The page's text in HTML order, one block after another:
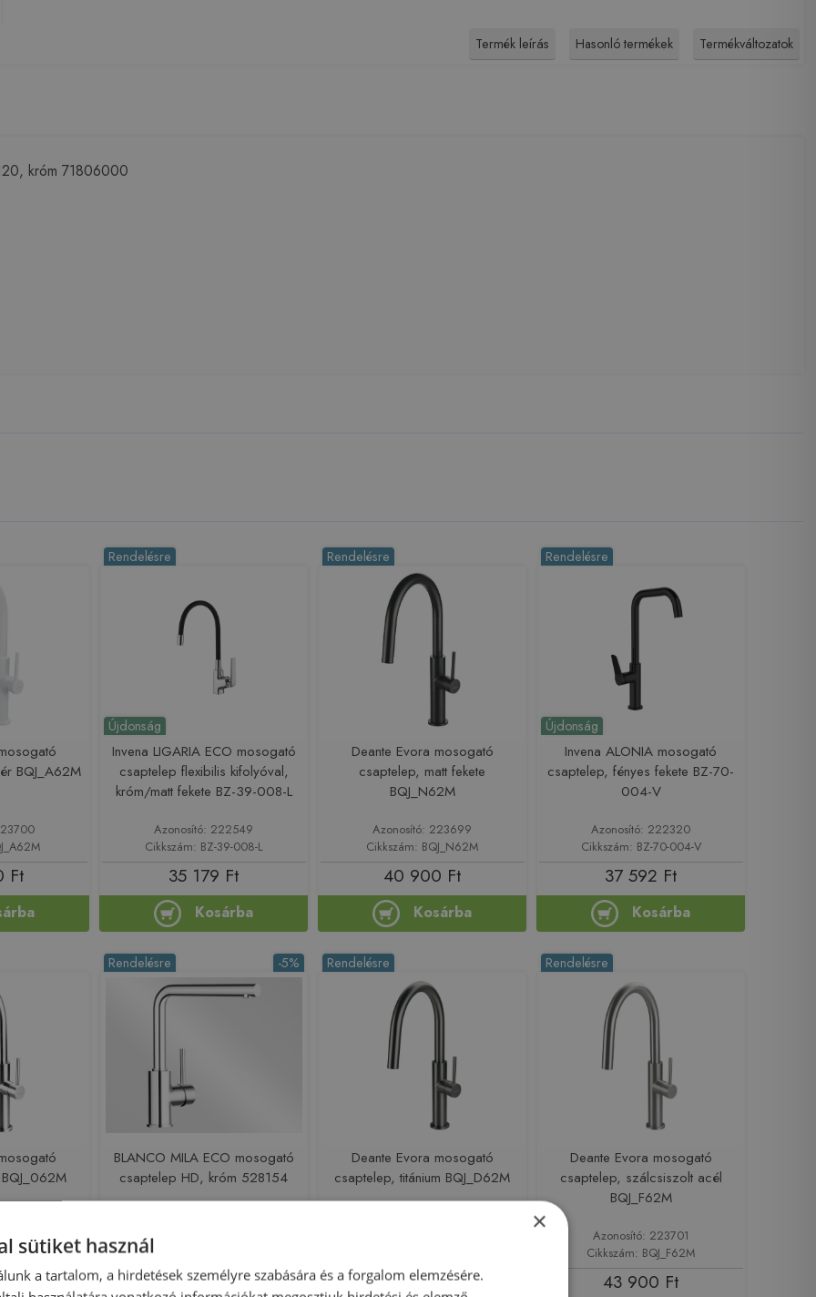
Termék leírás Hasonló termékek Termékváltozatok
króm 71806000
BQJ_A62M
Ft
Újdonság
Rendelésre
Invena LIGARIA ECO mosogató
csaptelep flexibilis kifolyóval,
króm/matt fekete BZ-39-008-L
Azonosító: 222549
Cikkszám: BZ-39-008-L
35 179 Ft
Kosárba
Rendelésre
Deante Evora mosogató
csaptelep, matt fekete
BQJ_N62M
Azonosító: 223699
Cikkszám: BQJ_N62M
40 900 Ft
Kosárba
Újdonság
Rendelésre
Invena ALONIA mosogató
csaptelep, fényes fekete BZ-70-
004-V
Azonosító: 222320
Cikkszám: BZ-70-004-V
37 592 Ft
Kosárba
Ft
-5%
Rendelésre
BLANCO MILA ECO mosogató
csaptelep HD, króm 528154
45 899 Ft 43 600 Ft
Rendelésre
Deante Evora mosogató
csaptelep, titánium BQJ_D62M
43 900 Ft
Rendelésre
Deante Evora mosogató
csaptelep, szálcsiszolt acél
BQJ_F62M
Azonosító: 223701
Cikkszám: BQJ_F62M
43 900 Ft
×
sütiket használ
a tartalom, a hirdetések személyre szabására és a forgalom elemzésére.